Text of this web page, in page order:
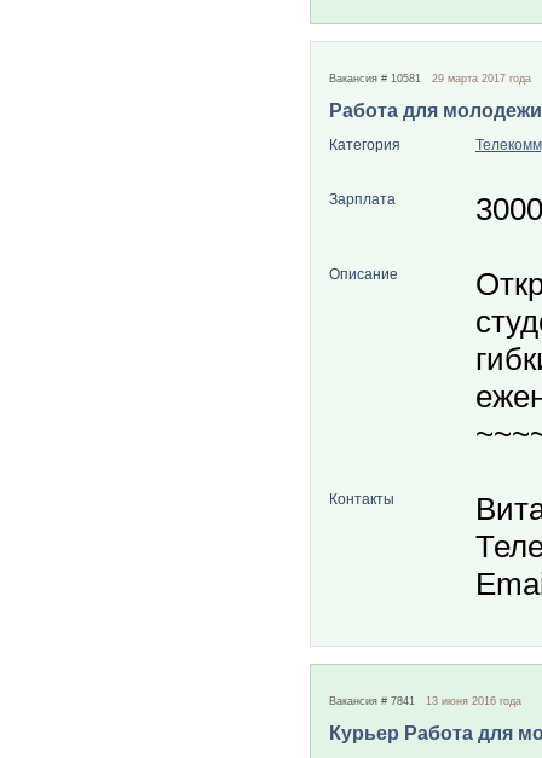
Вакансия # 10581 29 марта 2017 года
Работа для молодежи
Категория
Зарплата
Описание
Контакты
Вакансия # 7841 13 июня 2016 года
Курьер Работа для